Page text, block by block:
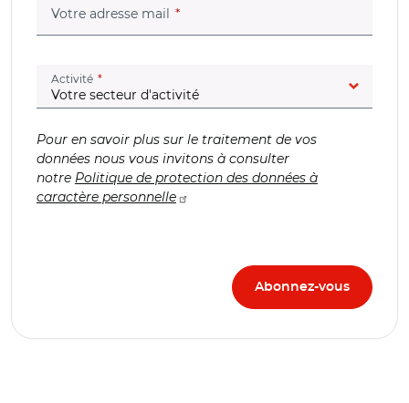
Votre adresse mail (champ obligatoire)
Activité (champ obligatoire)
Pour en savoir plus sur le traitement de vos
données nous vous invitons à consulter
notre Politique de protection des données à
caractère personnelle